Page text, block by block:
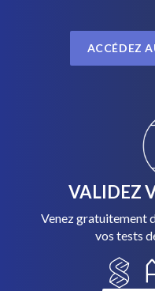
ACCÉDEZ
VALIDEZ
Venez gratuitement
vos tests